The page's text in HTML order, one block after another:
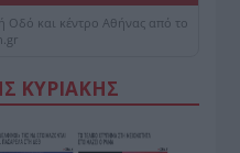
Οδό και κέντρο Αθήνας από το
ΚΥΡΙΑΚΗΣ